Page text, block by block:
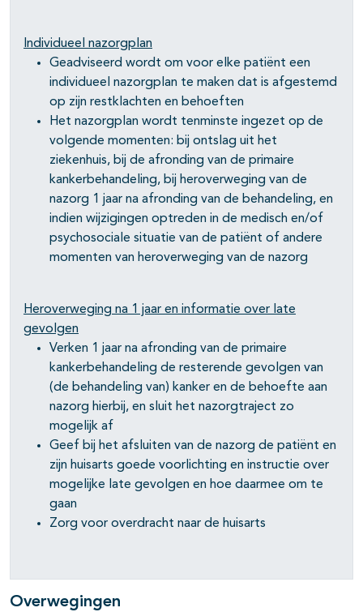
Individueel nazorgplan
Geadviseerd wordt om voor elke patiënt een
individueel nazorgplan te maken dat is afgestemd
op zijn restklachten en behoeften
Het nazorgplan wordt tenminste ingezet op de
volgende momenten: bij ontslag uit het
ziekenhuis, bij de afronding van de primaire
kankerbehandeling, bij heroverweging van de
nazorg 1 jaar na afronding van de behandeling, en
indien wijzigingen optreden in de medisch en/of
psychosociale situatie van de patiënt of andere
momenten van heroverweging van de nazorg
Heroverweging na 1 jaar en informatie over late
gevolgen
Verken 1 jaar na afronding van de primaire
kankerbehandeling de resterende gevolgen van
(de behandeling van) kanker en de behoefte aan
nazorg hierbij, en sluit het nazorgtraject zo
mogelijk af
Geef bij het afsluiten van de nazorg de patiënt en
zijn huisarts goede voorlichting en instructie over
mogelijke late gevolgen en hoe daarmee om te
gaan
Zorg voor overdracht naar de huisarts
Overwegingen